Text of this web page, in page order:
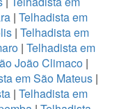
| Telhadista em
| Telhadista em
| Telhadista em
João Climaco |
em São Mateus |
| Telhadista em